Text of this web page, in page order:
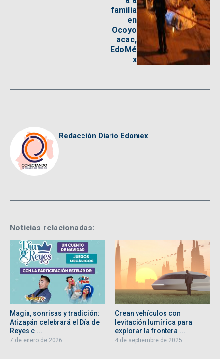
familia
en
Ocoyo
acac,
EdoMé
x
Redacción Diario Edomex
Noticias relacionadas:
Magia, sonrisas y tradición:
Atizapán celebrará el Día de
Reyes c ...
7 de enero de 2026
Crean vehículos con
levitación lumínica para
explorar la frontera ...
4 de septiembre de 2025